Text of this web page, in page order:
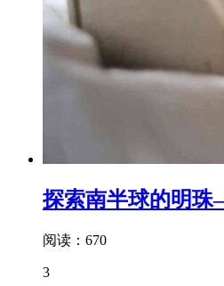
探索南半球的明
阅读：670
3